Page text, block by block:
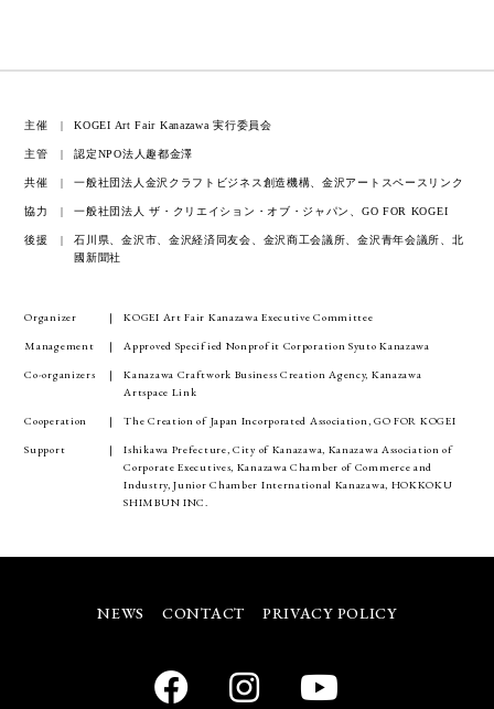
主催 KOGEI Art Fair Kanazawa 実行委員会
主管 認定NPO法人趣都金澤
共催 一般社団法人金沢クラフトビジネス創造機構、金沢アートスペースリンク
協力 一般社団法人 ザ・クリエイション・オブ・ジャパン、GO FOR KOGEI
後援
石川県、金沢市、金沢経済同友会、金沢商工会議所、金沢青年会議所、北
國新聞社
Organizer
KOGEI Art Fair Kanazawa Executive Committee
Management
Approved Specified Nonprofit Corporation Syuto Kanazawa
Co-organizers
Kanazawa Craftwork Business Creation Agency, Kanazawa
Artspace Link
Cooperation
The Creation of Japan Incorporated Association, GO FOR KOGEI
Support
Ishikawa Prefecture, City of Kanazawa, Kanazawa Association of
Corporate Executives, Kanazawa Chamber of Commerce and
Industry, Junior Chamber International Kanazawa, HOKKOKU
SHIMBUN INC.
NEWS CONTACT PRIVACY POLICY